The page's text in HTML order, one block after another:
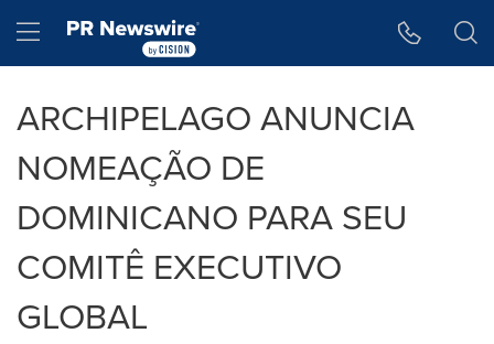
Hamburger menu
ARCHIPELAGO ANUNCIA
NOMEAÇÃO DE
DOMINICANO PARA SEU
COMITÊ EXECUTIVO
GLOBAL